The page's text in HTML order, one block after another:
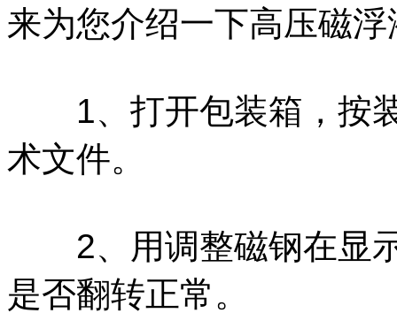
来为您介绍一下高压磁
1、打开包装箱，按装
术文件。
2、用调整磁钢在显示
是否翻转正常。